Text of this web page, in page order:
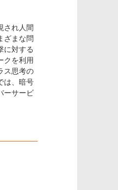
され人間
ざまな問
に対する
クを利用
ス思考の
は、暗号
ーサービ